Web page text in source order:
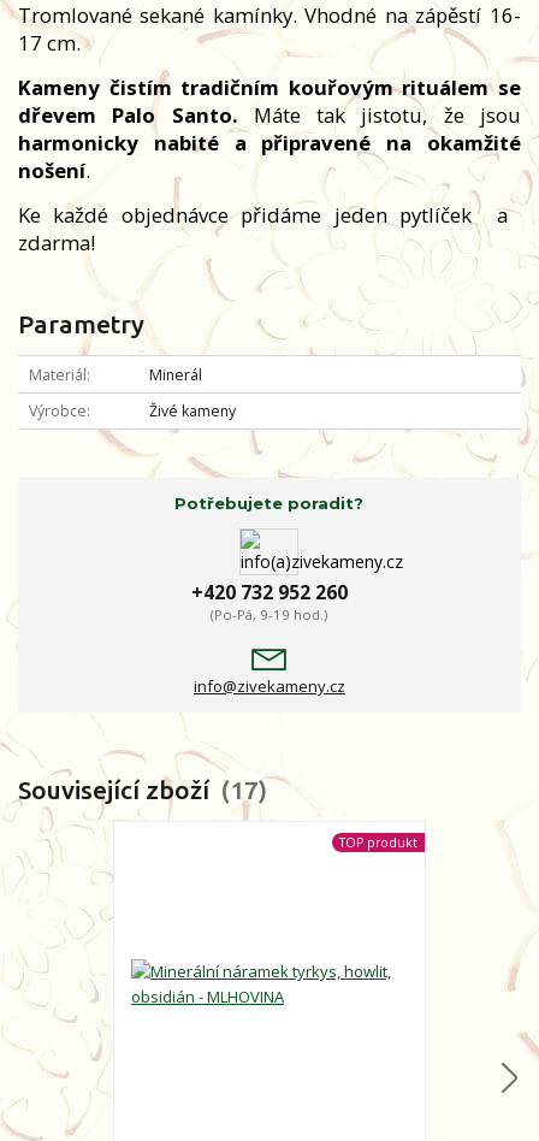
Tromlované sekané kamínky. Vhodné na zápěstí 16-
17 cm.
Kameny čistím tradičním kouřovým rituálem se
dřevem Palo Santo. Máte tak jistotu, že jsou
harmonicky nabité a připravené na okamžité
nošení.
Ke každé objednávce přidáme jeden pytlíček a
zdarma!
Parametry
Materiál
Minerál
Výrobce
Živé kameny
Potřebujete poradit?
+420 732 952 260
(Po-Pá, 9-19 hod.)
info@zivekameny.cz
Související zboží 17
TOP produkt